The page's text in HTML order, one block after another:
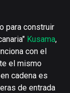
para construir
Kusama,
con el
el mismo
cadena es
de entrada